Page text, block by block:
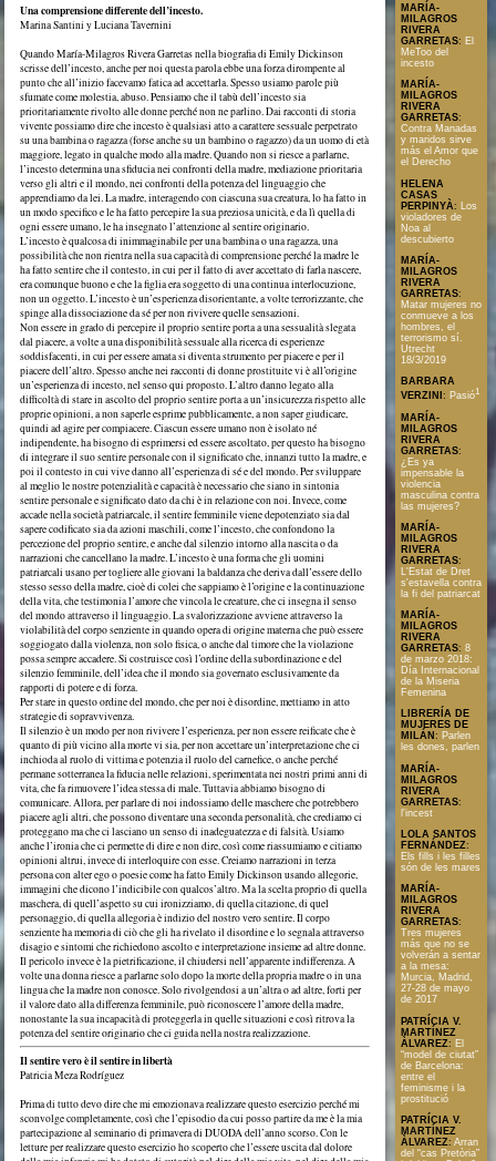
Una comprensione differente dell’incesto.
Marina Santini y Luciana Tavernini
Quando María-Milagros Rivera Garretas nella biografia di Emily Dickinson
scrisse dell’incesto, anche per noi questa parola ebbe una forza dirompente al
punto che all’inizio facevamo fatica ad accettarla. Spesso usiamo parole più
sfumate come molestia, abuso. Pensiamo che il tabù dell’incesto sia
prioritariamente rivolto alle donne perché non ne parlino. Dai racconti di storia
vivente possiamo dire che incesto è qualsiasi atto a carattere sessuale perpetrato
su una bambina o ragazza (forse anche su un bambino o ragazzo) da un uomo di età
maggiore, legato in qualche modo alla madre. Quando non si riesce a parlarne,
l’incesto determina una sfiducia nei confronti della madre, mediazione prioritaria
verso gli altri e il mondo, nei confronti della potenza del linguaggio che
apprendiamo da lei. La madre, interagendo con ciascuna sua creatura, lo ha fatto in
un modo specifico e le ha fatto percepire la sua preziosa unicità, e da lì quella di
ogni essere umano, le ha insegnato l’attenzione al sentire originario.
L’incesto è qualcosa di inimmaginabile per una bambina o una ragazza, una
possibilità che non rientra nella sua capacità di comprensione perché la madre le
ha fatto sentire che il contesto, in cui per il fatto di aver accettato di farla nascere,
era comunque buono e che la figlia era soggetto di una continua interlocuzione,
non un oggetto. L’incesto è un’esperienza disorientante, a volte terrorizzante, che
spinge alla dissociazione da sé per non rivivere quelle sensazioni.
Non essere in grado di percepire il proprio sentire porta a una sessualità slegata
dal piacere, a volte a una disponibilità sessuale alla ricerca di esperienze
soddisfacenti, in cui per essere amata si diventa strumento per piacere e per il
piacere dell’altro. Spesso anche nei racconti di donne prostituite vi è all’origine
un’esperienza di incesto, nel senso qui proposto. L’altro danno legato alla
difficoltà di stare in ascolto del proprio sentire porta a un’insicurezza rispetto alle
proprie opinioni, a non saperle esprime pubblicamente, a non saper giudicare,
quindi ad agire per compiacere. Ciascun essere umano non è isolato né
indipendente, ha bisogno di esprimersi ed essere ascoltato, per questo ha bisogno
di integrare il suo sentire personale con il significato che, innanzi tutto la madre, e
poi il contesto in cui vive danno all’esperienza di sé e del mondo. Per sviluppare
al meglio le nostre potenzialità e capacità è necessario che siano in sintonia
sentire personale e significato dato da chi è in relazione con noi. Invece, come
accade nella società patriarcale, il sentire femminile viene depotenziato sia dal
sapere codificato sia da azioni maschili, come l’incesto, che confondono la
percezione del proprio sentire, e anche dal silenzio intorno alla nascita o da
narrazioni che cancellano la madre. L’incesto è una forma che gli uomini
patriarcali usano per togliere alle giovani la baldanza che deriva dall’essere dello
stesso sesso della madre, cioè di colei che sappiamo è l’origine e la continuazione
della vita, che testimonia l’amore che vincola le creature, che ci insegna il senso
del mondo attraverso il linguaggio. La svalorizzazione avviene attraverso la
violabilità del corpo senziente in quando opera di origine materna che può essere
soggiogato dalla violenza, non solo fisica, o anche dal timore che la violazione
possa sempre accadere. Si costruisce così l’ordine della subordinazione e del
silenzio femminile, dell’idea che il mondo sia governato esclusivamente da
rapporti di potere e di forza.
Per stare in questo ordine del mondo, che per noi è disordine, mettiamo in atto
strategie di sopravvivenza.
Il silenzio è un modo per non rivivere l’esperienza, per non essere reificate che è
quanto di più vicino alla morte vi sia, per non accettare un’interpretazione che ci
inchioda al ruolo di vittima e potenzia il ruolo del carnefice, o anche perché
permane sotterranea la fiducia nelle relazioni, sperimentata nei nostri primi anni di
vita, che fa rimuovere l’idea stessa di male. Tuttavia abbiamo bisogno di
comunicare. Allora, per parlare di noi indossiamo delle maschere che potrebbero
piacere agli altri, che possono diventare una seconda personalità, che crediamo ci
proteggano ma che ci lasciano un senso di inadeguatezza e di falsità. Usiamo
anche l’ironia che ci permette di dire e non dire, così come riassumiamo e citiamo
opinioni altrui, invece di interloquire con esse. Creiamo narrazioni in terza
persona con alter ego o poesie come ha fatto Emily Dickinson usando allegorie,
immagini che dicono l’indicibile con qualcos’altro. Ma la scelta proprio di quella
maschera, di quell’aspetto su cui ironizziamo, di quella citazione, di quel
personaggio, di quella allegoria è indizio del nostro vero sentire. Il corpo
senziente ha memoria di ciò che gli ha rivelato il disordine e lo segnala attraverso
disagio e sintomi che richiedono ascolto e interpretazione insieme ad altre donne.
Il pericolo invece è la pietrificazione, il chiudersi nell’apparente indifferenza. A
volte una donna riesce a parlarne solo dopo la morte della propria madre o in una
lingua che la madre non conosce. Solo rivolgendosi a un’altra o ad altre, forti per
il valore dato alla differenza femminile, può riconoscere l’amore della madre,
nonostante la sua incapacità di proteggerla in quelle situazioni e così ritrova la
potenza del sentire originario che ci guida nella nostra realizzazione.
Il sentire vero è il sentire in libertà
Patricia Meza Rodríguez
Prima di tutto devo dire che mi emozionava realizzare questo esercizio perché mi
sconvolge completamente, così che l’episodio da cui posso partire da me è la mia
partecipazione al seminario di primavera di DUODA dell’anno scorso. Con le
letture per realizzare questo esercizio ho scoperto che l’essere uscita dal dolore
MARÍA-
MILAGROS
RIVERA
GARRETAS: El
MeToo del
incesto
MARÍA-
MILAGROS
RIVERA
GARRETAS:
Contra Manadas
y maridos sirve
más el Amor que
el Derecho
HELENA
CASAS
PERPINYÀ:
Los
violadores de
Noa al
descubierto
MARÍA-
MILAGROS
RIVERA
GARRETAS:
Matar mujeres no
conmueve a los
hombres, el
terrorismo sí.
Utrecht
18/3/2019
BARBARA
VERZINI : Pasió1
MARÍA-
MILAGROS
RIVERA
GARRETAS:
¿Es ya
impensable la
violencia
masculina contra
las mujeres?
MARÍA-
MILAGROS
RIVERA
GARRETAS:
L'Estat de Dret
s'estavella contra
la fi del patriarcat
MARÍA-
MILAGROS
RIVERA
GARRETAS: 8
de marzo 2018:
Día Internacional
de la Miseria
Femenina
LIBRERÍA DE
MUJERES DE
MILÁN : Parlen
les dones, parlen
MARÍA-
MILAGROS
RIVERA
GARRETAS:
l'incest
LOLA SANTOS
FERNÁNDEZ:
Els fills i les filles
són de les mares
MARÍA-
MILAGROS
RIVERA
GARRETAS:
Tres mujeres
más que no se
volverán a sentar
a la mesa:
Murcia, Madrid,
27-28 de mayo
de 2017
PATRÍCIA V.
MARTÍNEZ
ÀLVAREZ: El
“model de ciutat”
de Barcelona:
entre el
feminisme i la
prostitució
PATRÍCIA V.
MARTÍNEZ
ÀLVAREZ: Arran
del “cas Pretòria”